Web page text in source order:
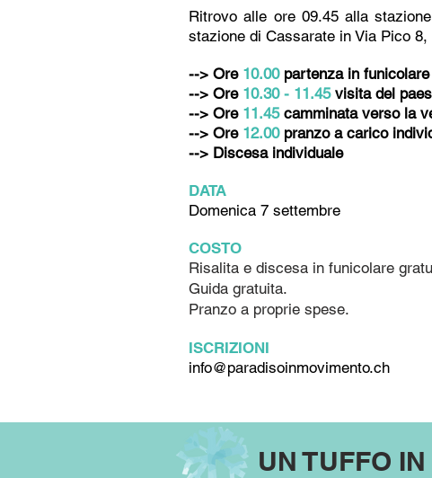
Ritrovo alle ore 09.45 alla
stazione di Cassarate in Via Pico
--> Ore 10.00partenza in
--> Ore 10.30 - 11.45 visita del
--> Ore 11.45camminata verso la
--> Ore 12.00pranzo a carico
--> Discesa individuale
DATA
Domenica 7 settembre
COSTO
Risalita e discesa in funicolare
Guida gratuita.
Pranzo a proprie spese.
ISCRIZIONI
info@paradisoinmovimento.ch
UN TUFFO